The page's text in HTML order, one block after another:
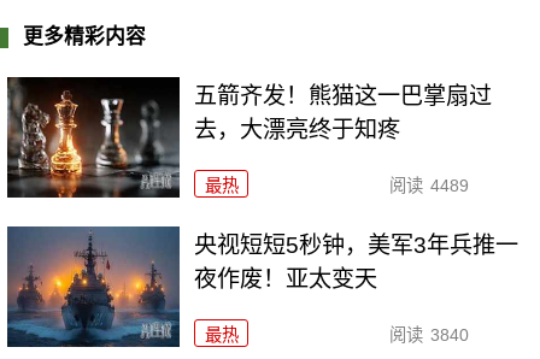
更多精彩内容
五箭齐发！熊猫这一巴掌扇过
去，大漂亮终于知疼
最热 阅读 4489
央视短短5秒钟，美军3年兵推一
夜作废！亚太变天
最热 阅读 3840